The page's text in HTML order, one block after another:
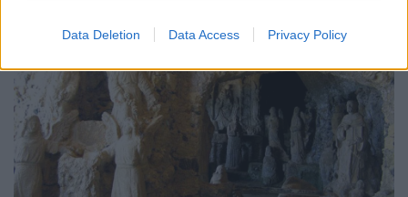
Data Deletion Data Access Privacy Policy